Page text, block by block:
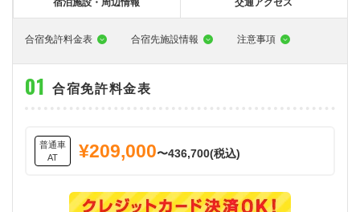
中型車
大型二種
中型二種
大型車+大型特殊
中国エリア
四国エリア
沖縄エリア
温泉プランがある教習所
自炊ができる教習所
よくある質問
入校の流れ/スケジュール
合宿免許とは
免許の行政処分と再取得について
宿泊施設・周辺情報 交通アクセス
合宿免許料金表 合宿先施設情報 注意事項
合宿免許料金表
普通車
AT
¥209,000〜436,700(税込)